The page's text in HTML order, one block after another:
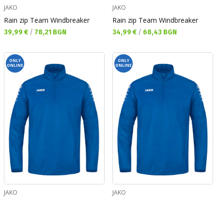
JAKO
Rain zip Team Windbreaker
Текуща цена:
39,99 € / 78,21 BGN
JAKO
Rain zip Team Windbreaker
Текуща цена:
34,99 € / 68,43 BGN
ONLY
ONLINE
JAKO
ONLY
ONLINE
JAKO